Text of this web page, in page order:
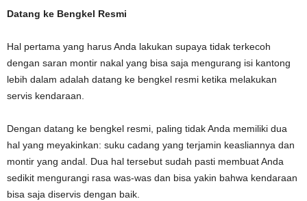
Datang ke Bengkel Resmi
Hal pertama yang harus Anda lakukan supaya tidak terkecoh
dengan saran montir nakal yang bisa saja mengurang isi kantong
lebih dalam adalah datang ke bengkel resmi ketika melakukan
servis kendaraan.
Dengan datang ke bengkel resmi, paling tidak Anda memiliki dua
hal yang meyakinkan: suku cadang yang terjamin keasliannya dan
montir yang andal. Dua hal tersebut sudah pasti membuat Anda
sedikit mengurangi rasa was-was dan bisa yakin bahwa kendaraan
bisa saja diservis dengan baik.